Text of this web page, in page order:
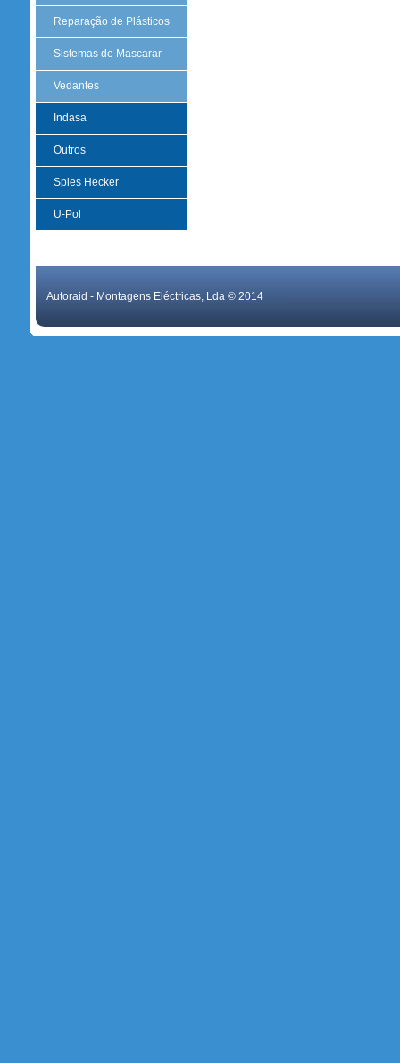
Reparação de Plásticos
Sistemas de Mascarar
Vedantes
Indasa
Outros
Spies Hecker
U-Pol
Autoraid - Montagens Eléctricas, Lda © 2014